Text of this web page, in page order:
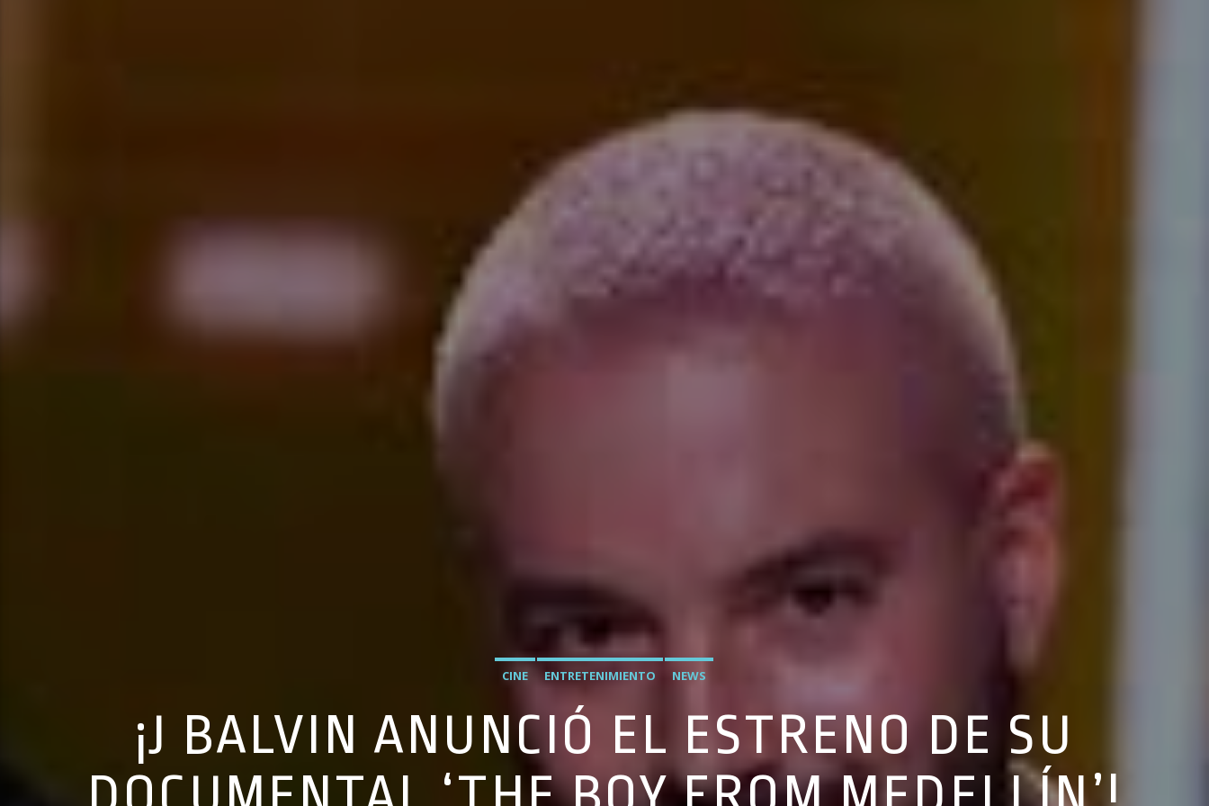
CINE ENTRETENIMIENTO NEWS
¡J BALVIN ANUNCIÓ EL ESTRENO DE SU